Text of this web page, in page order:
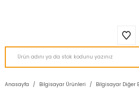
Anasayfa Bilgisayar Ürünleri Bilgisayar Diğer